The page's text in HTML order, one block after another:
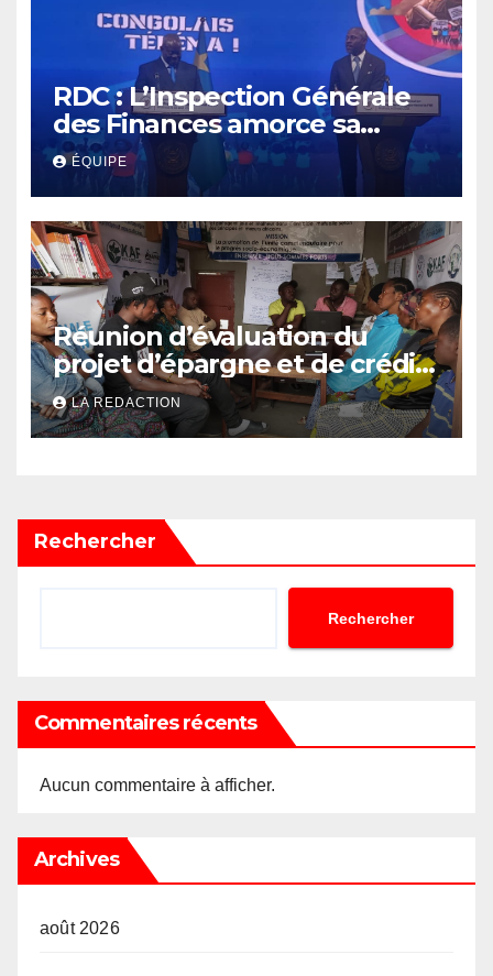
RDC : L’Inspection Générale
des Finances amorce sa
révolution numérique pour
un contrôle permanent des
finances publiques
ÉQUIPE
Réunion d’évaluation du
projet d’épargne et de crédit
de JIRANI MSAADA Asbl : des
résultats encourageants et
une expansion annoncée
LA REDACTION
Rechercher
Rechercher
Commentaires récents
Aucun commentaire à afficher.
Archives
août 2026